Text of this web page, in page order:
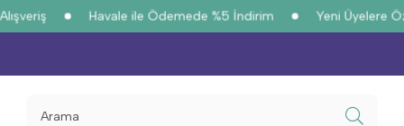
Havale ile Ödemede %5 İndirim Yeni Üyelere Özel